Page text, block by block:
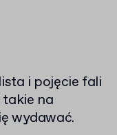
i pojęcie fali
takie na
wydawać.